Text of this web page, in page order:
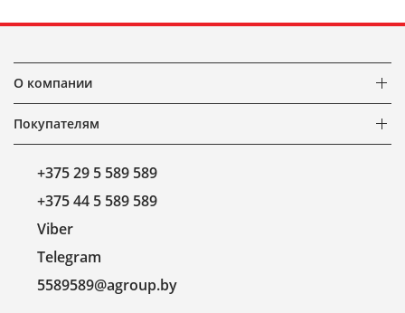
О компании
Покупателям
+375 29 5 589 589
+375 44 5 589 589
Viber
Telegram
5589589@agroup.by